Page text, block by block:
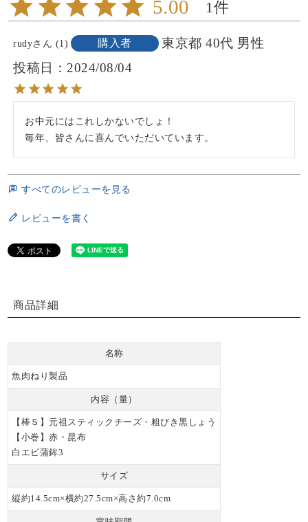
5.00 1
rudy 1 購入者 東京都 40代 男性
投稿日
2024/08/04
お中元にはこれしかないでしょ！
毎年、皆さんに喜んでいただいています。
すべてのレビューを見る
レビューを書く
商品詳細
名称
魚肉ねり製品
内容（量）
【棒Ｓ】元祖スティックチーズ・粗びき黒しょう
【小巻】赤・昆布
白エビ蒲鉾3
サイズ
縦約14.5cm×横約27.5cm×高さ約7.0cm